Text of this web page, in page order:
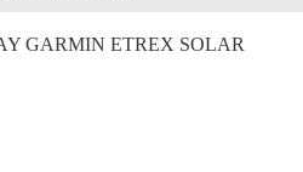
GARMIN ETREX SOLAR